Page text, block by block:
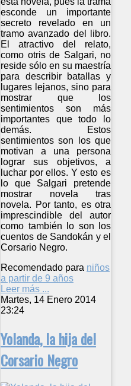
esconde un importante
secreto revelado en un
tramo avanzado del libro.
El atractivo del relato,
como otris de Salgari, no
reside sólo en su maestría
para describir batallas y
lugares lejanos, sino para
mostrar que los
sentimientos son más
importantes que todo lo
demás. Estos
sentimientos son los que
motivan a una persona
lograr sus objetivos, a
luchar por ellos. Y esto es
lo que Salgari pretende
mostrar novela tras
novela. Por tanto, es otra
imprescindible del autor
como también lo son los
cuentos de Sandokán y el
Corsario Negro.
Recomendado para niños
a partir de 9 años
Leer más ...
Martes, 14 Enero 2014
23:24
Yolanda, la hija del
Corsario Negro